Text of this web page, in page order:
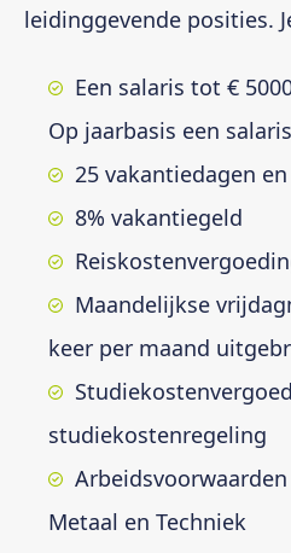
leidinggevende posities.
Een salaris tot €
Op jaarbasis een
25 vakantiedagen
8% vakantiegeld
Maandelijkse
keer per maand
studiekostenregeling
Metaal en Techniek